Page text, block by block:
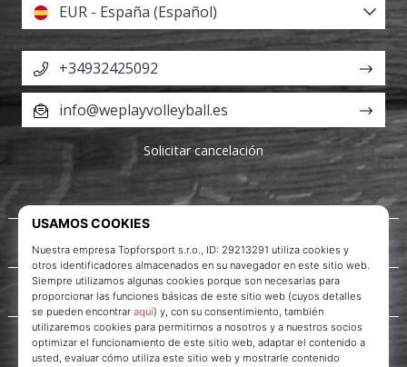
Acerca de nosotros
Servicio al cliente
EUR - España (Español)
+34932425092
info@weplayvolleyball.es
Solicitar cancelación